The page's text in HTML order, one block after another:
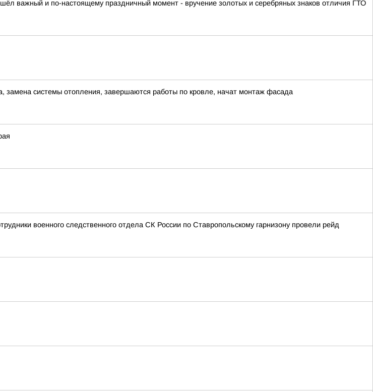
важный и по-настоящему праздничный момент - вручение золотых и серебряных знаков отличия ГТО
системы отопления, завершаются работы по кровле, начат монтаж фасада
военного следственного отдела СК России по Ставропольскому гарнизону провели рейд